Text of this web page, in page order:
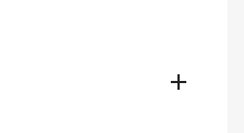
